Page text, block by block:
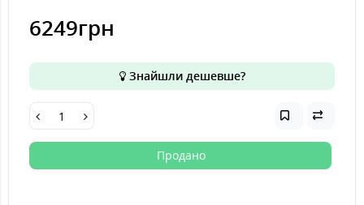
6249грн
Знайшли дешевше?
Продано